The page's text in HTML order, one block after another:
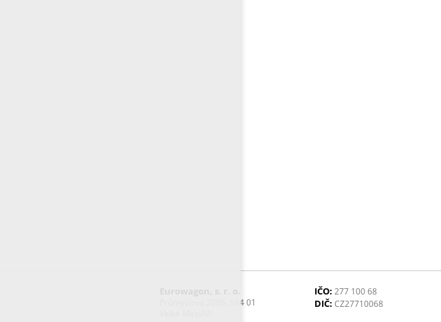
Průmyslová 2086, 594 01
IČO: 277 100 68
DIČ: CZ27710068